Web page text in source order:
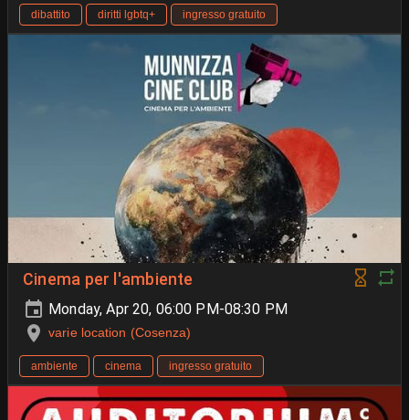
dibattito diritti lgbtq+ ingresso gratuito
Cinema per l'ambiente
Monday, Apr 20, 06:00 PM-08:30 PM
varie location (Cosenza)
ambiente cinema ingresso gratuito